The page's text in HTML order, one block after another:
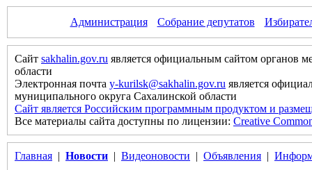
Администрация Собрание депутатов
Сайт sakhalin.gov.ru является официальным сайтом органов
области
Электронная почта y-kurilsk@sakhalin.gov.ru является
муниципального округа Сахалинской области
Сайт является Российским программным продуктом и
Все материалы сайта доступны по лицензии: Creative
Главная | Новости | Видеоновости | Объявления |